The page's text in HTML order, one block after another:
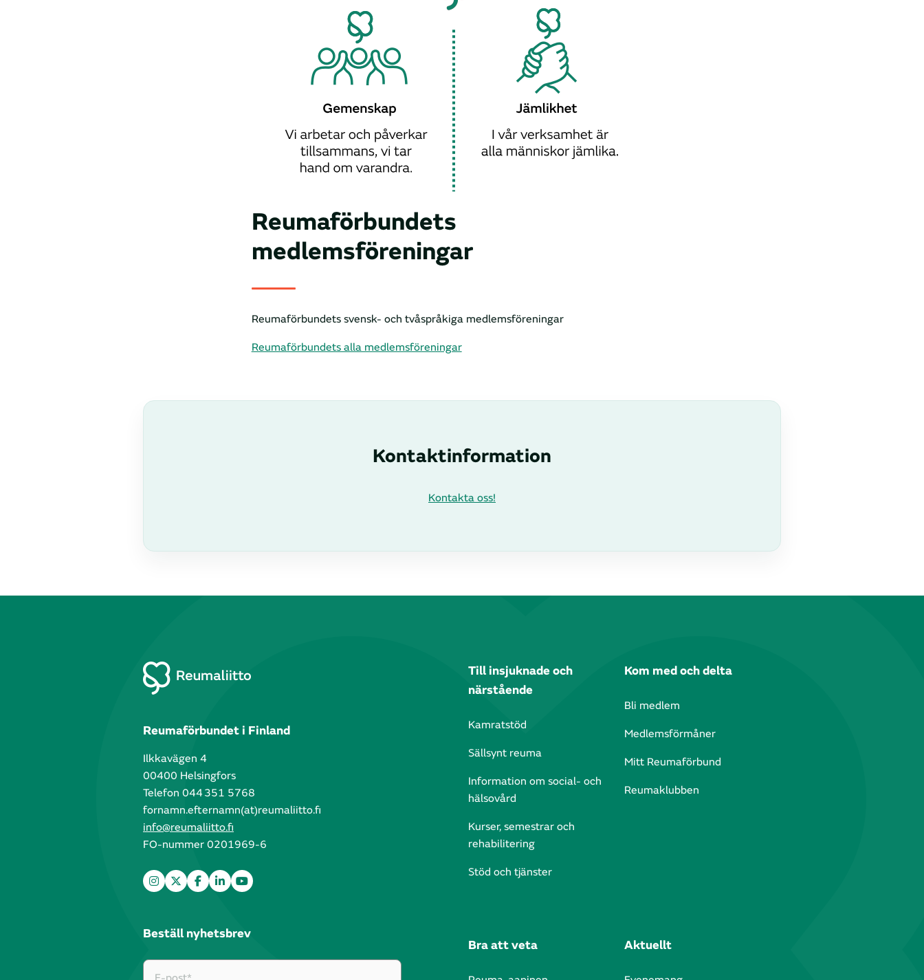
Reumaförbundets
medlemsföreningar
Reumaförbundets svensk- och tvåspråkiga medlemsföreningar
Reumaförbundets alla medlemsföreningar
Kontaktinformation
Kontakta oss!
Reumaförbundet i Finland
Ilkkavägen 4
00400 Helsingfors
Telefon 044 351 5768
fornamn.efternamn(at)reumaliitto.fi
info@reumaliitto.fi
FO-nummer 0201969-6
Beställ nyhetsbrev
Till insjuknade och
närstående
Kamratstöd
Sällsynt reuma
Information om social- och
hälsovård
Kurser, semestrar och
rehabilitering
Stöd och tjänster
Kom med och delta
Bli medlem
Medlemsförmåner
Mitt Reumaförbund
Reumaklubben
Bra att veta Aktuellt